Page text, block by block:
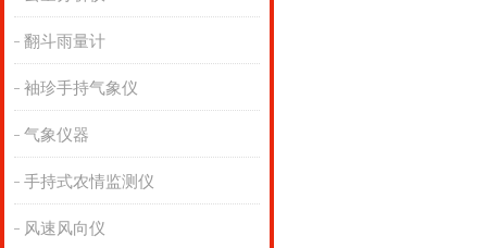
翻斗雨量计
袖珍手持气象仪
气象仪器
手持式农情监测仪
风速风向仪